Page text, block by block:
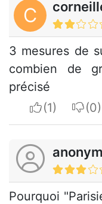
C
3 mesures de
combien de
précisé
I apreciate
I
Pourquoi